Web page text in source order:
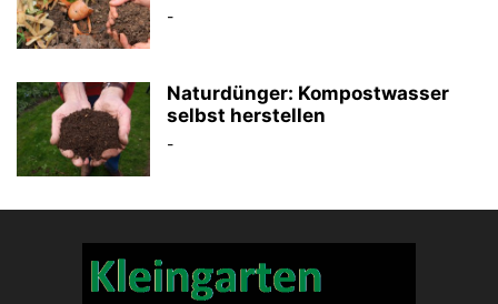
-
Naturdünger: Kompostwasser
selbst herstellen
-